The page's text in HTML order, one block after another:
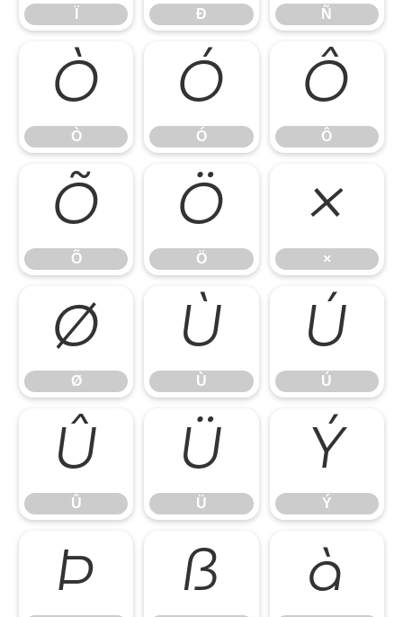
Ð Ñ
Ò
Ò
Ó
Ó
Ô
Ô
Õ
Õ
Ö
Ö
×
×
Ø
Ø
Ù
Ù
Ú
Ú
Û
Û
Ü
Ü
Ý
Ý
Þ ß à